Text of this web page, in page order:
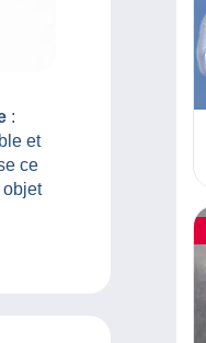
:
et
ce
objet